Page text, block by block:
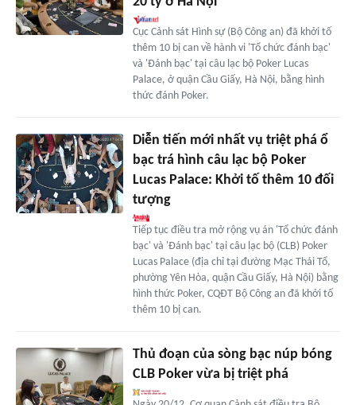
Cục Cảnh sát Hình sự (Bộ Công an) đã khởi tố
thêm 10 bị can về hành vi 'Tổ chức đánh bạc'
và 'Đánh bạc' tại câu lạc bộ Poker Lucas
Palace, ở quận Cầu Giấy, Hà Nội, bằng hình
thức đánh Poker.
Diễn tiến mới nhất vụ triệt phá ổ
bạc trá hình câu lạc bộ Poker
Lucas Palace: Khởi tố thêm 10 đối
tượng
Tiếp tục điều tra mở rộng vụ án 'Tổ chức đánh
bạc' và 'Đánh bạc' tại câu lạc bộ (CLB) Poker
Lucas Palace (địa chỉ tại đường Mạc Thái Tổ,
phường Yên Hòa, quận Cầu Giấy, Hà Nội) bằng
hình thức Poker, CQĐT Bộ Công an đã khởi tố
thêm 10 bị can.
Thủ đoạn của sòng bạc núp bóng
CLB Poker vừa bị triệt phá